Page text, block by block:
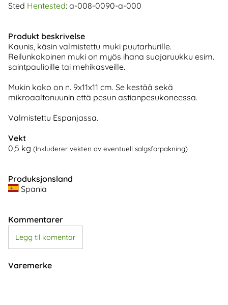
Sted Hentested: a-008-0090-a-000
Produkt beskrivelse
Kaunis, käsin valmistettu muki puutarhurille.
Reilunkokoinen muki on myös ihana suojaruukku esim.
saintpaulioille tai mehikasveille.
Mukin koko on n. 9x11x11 cm. Se kestää sekä
mikroaaltonuunin että pesun astianpesukoneessa.
Valmistettu Espanjassa.
Vekt
0,5 kg (Inkluderer vekten av eventuell salgsforpakning)
Produksjonsland
Spania
Kommentarer
Legg til komentar
Varemerke